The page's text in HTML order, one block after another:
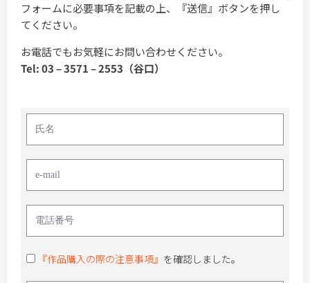
フォームに必要事項を記載の上、『送信』ボタンを押し
てください。
お電話でもお気軽にお問い合わせください。
Tel: 03 – 3571 – 2553（谷口）
『作品購入の際の注意事項』 を確認しました。